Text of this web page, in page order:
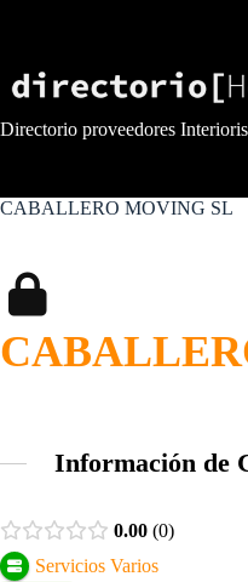
Directorio proveedores
CABALLERO MOVING SL
Información de
0.00 0
Servicios Varios